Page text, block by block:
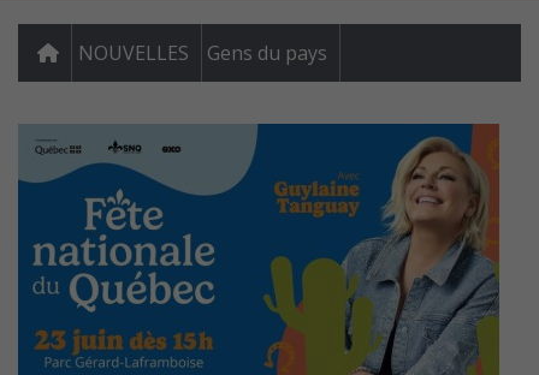
NOUVELLES Gens du pays